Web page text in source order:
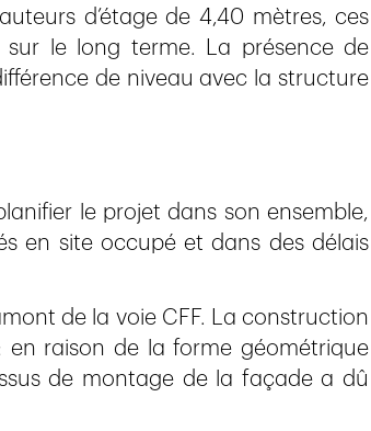
d’étage de 4,40 mètres, ces
sur le long terme. La présence de
de niveau avec la structure
le projet dans son ensemble,
en site occupé et dans des délais
de la voie CFF. La construction
raison de la forme géométrique
de montage de la façade a dû